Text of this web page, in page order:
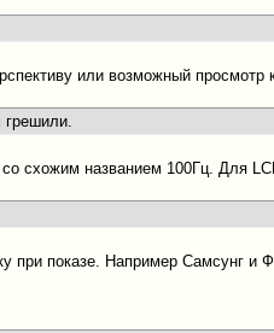
или возможный просмотр
грешили.
схожим названием 100Гц. Для
при показе. Например Самсунг и